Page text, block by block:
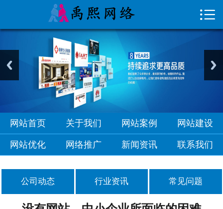
网站案例
网站优化
网络推广

网站首页 关于我们 网站案例 网站建设
网站优化 网络推广 新闻资讯 联系我们
公司动态 行业资讯 常见问题